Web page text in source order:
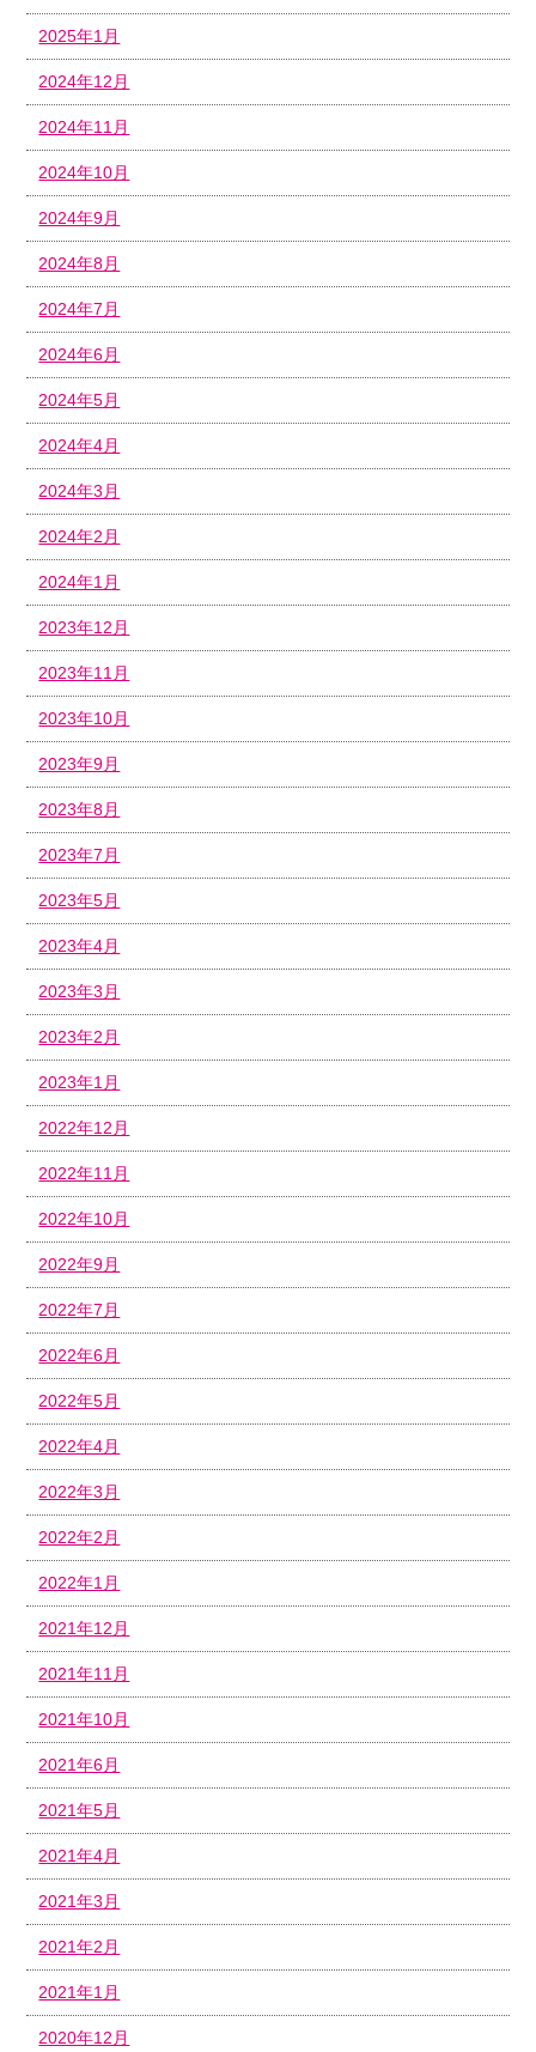
2025年1月
2024年12月
2024年11月
2024年10月
2024年9月
2024年8月
2024年7月
2024年6月
2024年5月
2024年4月
2024年3月
2024年2月
2024年1月
2023年12月
2023年11月
2023年10月
2023年9月
2023年8月
2023年7月
2023年5月
2023年4月
2023年3月
2023年2月
2023年1月
2022年12月
2022年11月
2022年10月
2022年9月
2022年7月
2022年6月
2022年5月
2022年4月
2022年3月
2022年2月
2022年1月
2021年12月
2021年11月
2021年10月
2021年6月
2021年5月
2021年4月
2021年3月
2021年2月
2021年1月
2020年12月